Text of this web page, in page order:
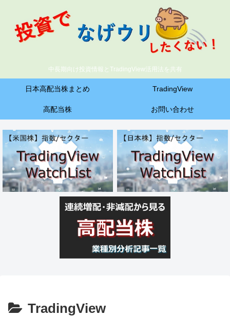
中長期向け投資情報とTradingView活用法を共有
日本高配当株まとめ TradingView
高配当株 お問い合わせ
TradingView